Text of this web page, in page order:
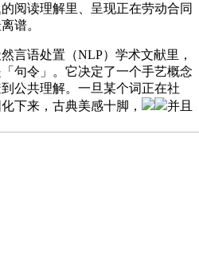
阅读理解里、呈现正在劳动合同
谱。
语处置（NLP）学术文献里，
句令」。它决定了一个手艺概念
公共理解。一旦某个词正在社
下来，古典美感十脚，
并且